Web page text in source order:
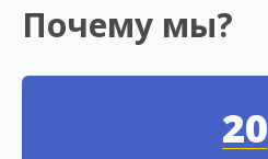
Почему мы?
20